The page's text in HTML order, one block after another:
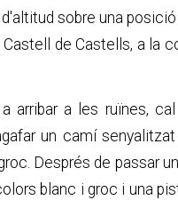
sobre una
de Castells, a la
arribar a les ruïnes,
un camí
Després de passar
blanc i groc i una